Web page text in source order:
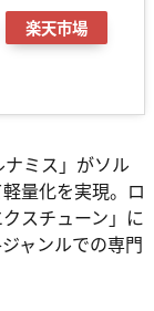
楽天市場
ミス」がソル
量化を実現。ロ
スチューン」に
ャンルでの専門